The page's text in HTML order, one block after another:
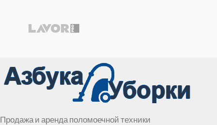
Продажа и аренда поломоечной техники